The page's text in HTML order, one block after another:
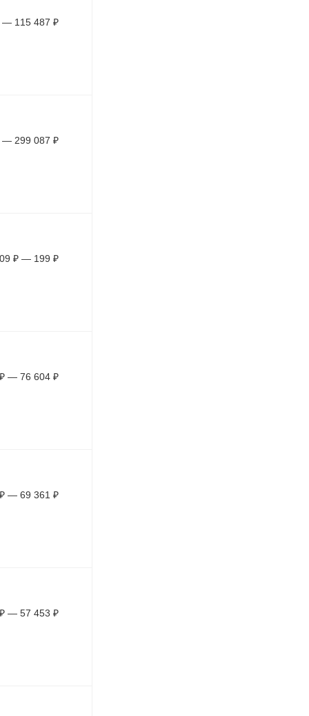
— 115 487 ₽
— 299 087 ₽
₽ — 199 ₽
₽ — 76 604 ₽
₽ — 69 361 ₽
₽ — 57 453 ₽